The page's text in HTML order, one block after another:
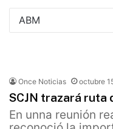
Once Noticias octubre
SCJN trazará ruta
En unna reunión